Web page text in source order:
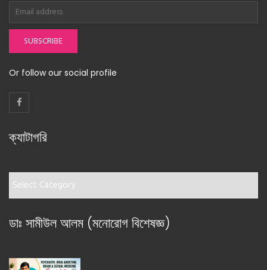
SUBSCRIBE
Or follow our social profile
ক্যাটাগরি
ক্যাটাগরি
ডাঃ সামীউল আলম (মনোরোগ বিশেষজ্ঞ)